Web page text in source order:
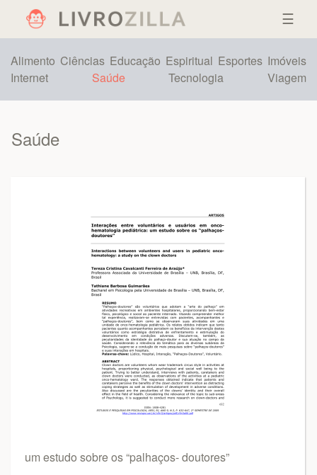
☰
Alimento Ciências Educação Espiritual Esportes Imóveis
Internet
Saúde Tecnologia Viagem
Saúde
um estudo sobre os “palhaços- doutores”